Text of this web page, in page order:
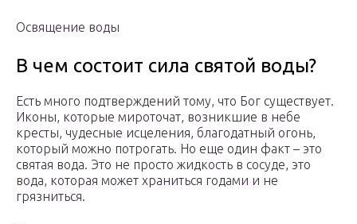
Освящение воды
В чем состоит сила святой воды?
Есть много подтверждений тому, что Бог существует.
Иконы, которые мироточат, возникшие в небе
кресты, чудесные исцеления, благодатный огонь,
который можно потрогать. Но еще один факт – это
святая вода. Это не просто жидкость в сосуде, это
вода, которая может храниться годами и не
грязниться.